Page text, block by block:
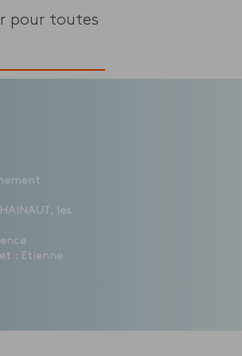
pour toutes
les
: Etienne